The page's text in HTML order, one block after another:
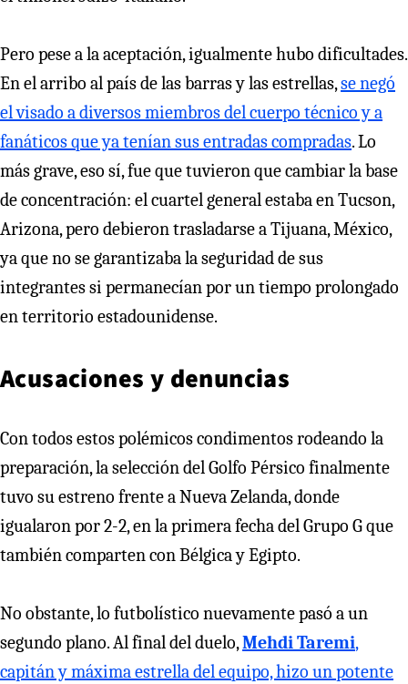
Pero pese a la aceptación, igualmente hubo dificultades.
En el arribo al país de las barras y las estrellas,se negó
el visado a diversos miembros del cuerpo técnico y a
fanáticos que ya tenían sus entradas compradas. Lo
más grave, eso sí, fue que tuvieron que cambiar la base
de concentración: el cuartel general estaba en Tucson,
Arizona, pero debieron trasladarse a Tijuana, México,
ya que no se garantizaba la seguridad de sus
integrantes si permanecían por un tiempo prolongado
en territorio estadounidense.
Acusaciones y denuncias
Con todos estos polémicos condimentos rodeando la
preparación, la selección del Golfo Pérsico finalmente
tuvo su estreno frente a Nueva Zelanda, donde
igualaron por 2-2, en la primera fecha del Grupo G que
también comparten con Bélgica y Egipto.
No obstante, lo futbolístico nuevamente pasó a un
segundo plano. Al final del duelo,Mehdi Taremi,
capitán y máxima estrella del equipo, hizo un potente